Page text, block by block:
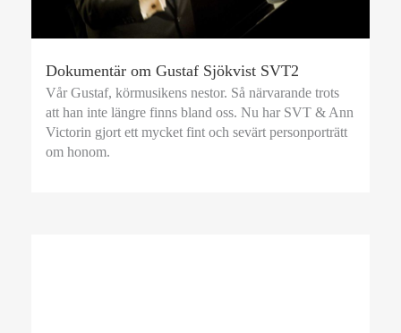
Dokumentär om Gustaf Sjökvist SVT2
Vår Gustaf, körmusikens nestor. Så närvarande trots
att han inte längre finns bland oss. Nu har SVT & Ann
Victorin gjort ett mycket fint och sevärt personporträtt
om honom.